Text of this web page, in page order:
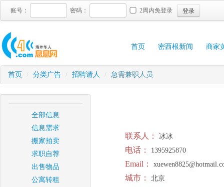
账号： 密码： 2周内免登录 登录
首页 密西根新闻 商家
首页 / 分类广告 / 招聘请人 / 急需兼职人员
全部信息
信息需求
搬家拍卖
求职自荐
出售物品
公寓转租
联系人： 冰冰
电话： 1395925870
Email：
城市： 北京